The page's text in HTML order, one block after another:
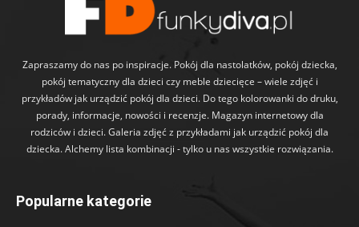
Zapraszamy do nas po inspiracje. Pokój dla nastolatków, pokój dziecka,
pokój tematyczny dla dzieci czy meble dziecięce – wiele zdjęć i
przykładów jak urządzić pokój dla dzieci. Do tego kolorowanki do druku,
porady, informacje, nowości i recenzje. Magazyn internetowy dla
rodziców i dzieci. Galeria zdjęć z przykładami jak urządzić pokój dla
dziecka. Alchemy lista kombinacji - tylko u nas wszystkie rozwiązania.
Popularne kategorie